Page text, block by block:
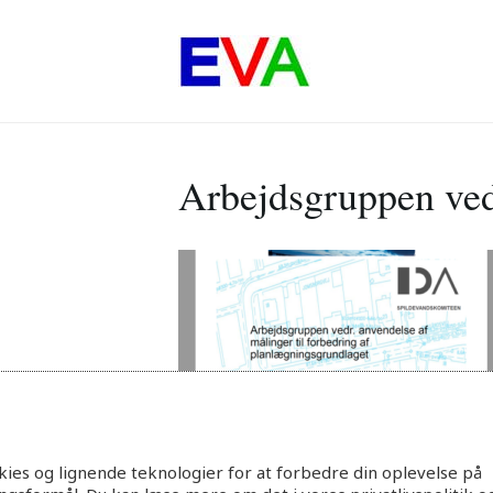
Arbejdsgruppen
og lignende teknologier for at forbedre din oplevelse på